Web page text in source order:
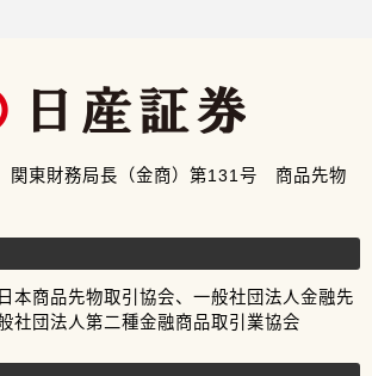
東財務局長（金商）第131号 商品先物
本商品先物取引協会、一般社団法人金融先
社団法人第二種金融商品取引業協会